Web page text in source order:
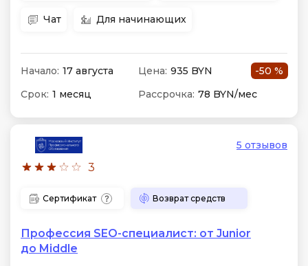
Чат Для начинающих
Начало: 17 августа Цена: 935 BYN
-50 %
Срок: 1 месяц Рассрочка: 78 BYN/мес
3
5 отзывов
Сертификат Возврат средств
Профессия SEO-специалист: от Junior
до Middle